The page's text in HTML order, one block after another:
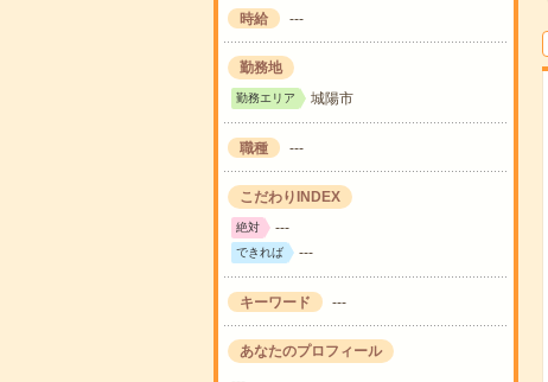
時給 ---
勤務地
勤務エリア 城陽市
職種 ---
こだわりINDEX
絶対 ---
できれば ---
キーワード ---
あなたのプロフィール